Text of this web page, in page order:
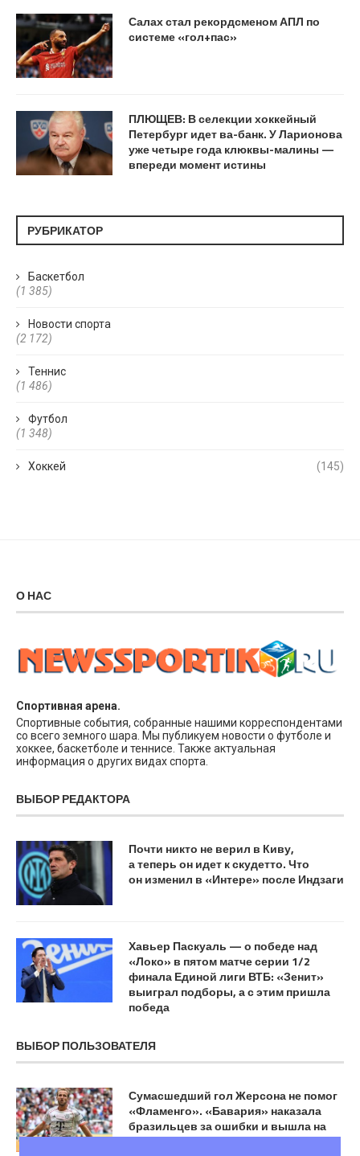
Салах стал рекордсменом АПЛ по
системе «гол+пас»
ПЛЮЩЕВ: В селекции хоккейный
Петербург идет ва-банк. У Ларионова
уже четыре года клюквы-малины —
впереди момент истины
РУБРИКАТОР
Баскетбол
(1 385)
Новости спорта
(2 172)
Теннис
(1 486)
Футбол
(1 348)
Хоккей (145)
О НАС
Спортивная арена.
Спортивные события, собранные нашими корреспондентами
со всего земного шара. Мы публикуем новости о футболе и
хоккее, баскетболе и теннисе. Также актуальная
информация о других видах спорта.
ВЫБОР РЕДАКТОРА
Почти никто не верил в Киву,
а теперь он идет к скудетто. Что
он изменил в «Интере» после Индзаги
Хавьер Паскуаль — о победе над
«Локо» в пятом матче серии 1/2
финала Единой лиги ВТБ: «Зенит»
выиграл подборы, а с этим пришла
победа
ВЫБОР ПОЛЬЗОВАТЕЛЯ
Сумасшедший гол Жерсона не помог
«Фламенго». «Бавария» наказала
бразильцев за ошибки и вышла на
«ПСЖ»